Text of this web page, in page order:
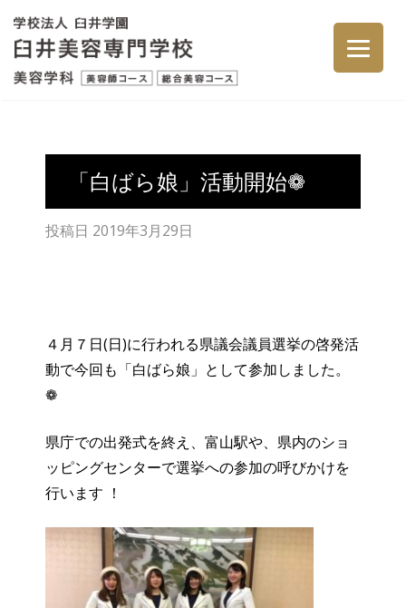
「白ばら娘」活動開始❁
投稿日 2019年3月29日
４月７日(日)に行われる県議会議員選挙の啓発活
動で今回も「白ばら娘」として参加しました。
❁
県庁での出発式を終え、富山駅や、県内のショ
ッピングセンターで選挙への参加の呼びかけを
行います ！